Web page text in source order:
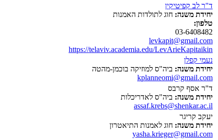
ד"ר לב קפיטיקין
יחידת משנה: חוג לתולדות האמנות
טלפון:
03-6408482
levkapit@gmail.com
https://telaviv.academia.edu/LevArieKapitaikin
נעמי קפלן
יחידת משנה: ביה"ס למוזיקה בוכמן-מהטה
kplanneomi@gmail.com
ד"ר אסף קרבס
יחידת משנה: ביה"ס לאדריכלות
assaf.krebs@shenkar.ac.il
יעקב קריגר
יחידת משנה: חוג לאמנות התיאטרון
yasha.krieger@gmail.com